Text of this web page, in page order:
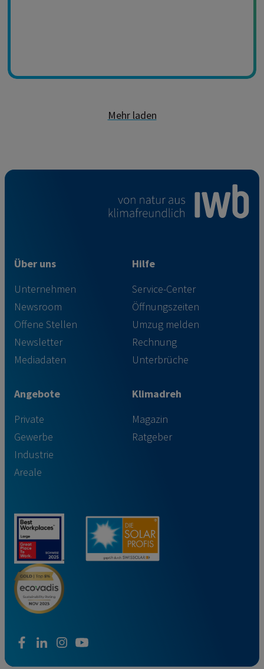
Mehr laden
Über uns
Unternehmen
Newsroom
Offene Stellen
Newsletter
Mediadaten
Hilfe
Service-Center
Öffnungszeiten
Umzug melden
Rechnung
Unterbrüche
Angebote
Private
Gewerbe
Industrie
Areale
Klimadreh
Magazin
Ratgeber
facebook
linkedininstagram
youtube